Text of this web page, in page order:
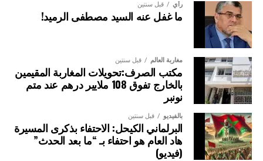
رأي قبل سنتين
ما غفل عنه السيد مصطفى الرميد!
مغاربة العالم قبل سنتين
مكتب الصرف:تحويلات المغاربة المقيمين
بالخارج تفوق 108 ملايير درهم عند متم
نونبر
بالفيديو قبل سنتين
البرلماني الكيحل: الاحتفاء بذكرى المسيرة
هاد العام هو احتفاء بـ “ما بعد الحدث”
(فيديو)